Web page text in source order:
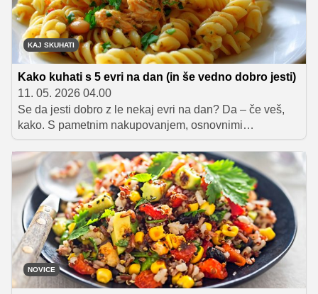
KAJ SKUHATI
Kako kuhati s 5 evri na dan (in še vedno dobro jesti)
11. 05. 2026 04.00
Se da jesti dobro z le nekaj evri na dan? Da – če veš,
kako. S pametnim nakupovanjem, osnovnimi
sestavinami in nekaj hitrimi recepti lahko tudi študenti
brez težav pripravijo okusne, nasitne in raznolike
obroke, ne da bi presegli dnevni proračun.
NOVICE